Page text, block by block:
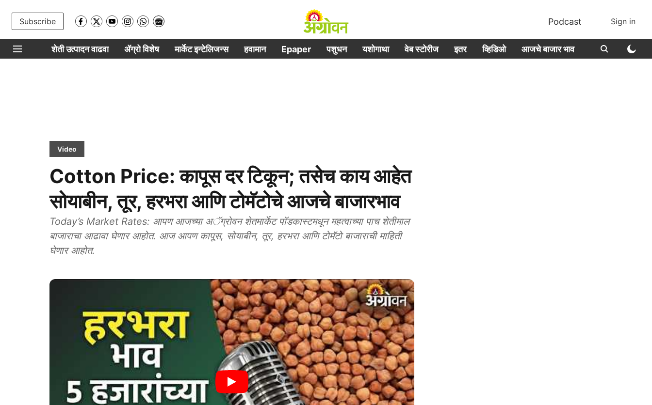
Subscribe Podcast Sign in
शेती उत्पादन वाढवा ॲग्रो विशेष मार्केट इन्टेलिजन्स हवामान Epaper पशुधन यशोगाथा वेब स्टोरीज इतर व्हिडिओ आजचे बाजार भाव
Video
Cotton Price: कापूस दर टिकून; तसेच काय आहेत
सोयाबीन, तूर, हरभरा आणि टोमॅटोचे आजचे बाजारभाव
Today’s Market Rates: आपण आजच्या अॅग्रोवन शेतमार्केट पाॅडकास्टमधून महत्वाच्या पाच शेतीमाल
बाजाराचा आढावा घेणार आहोत. आज आपण कापूस, सोयाबीन, तूर, हरभरा आणि टोमॅटो बाजाराची माहिती
घेणार आहोत.